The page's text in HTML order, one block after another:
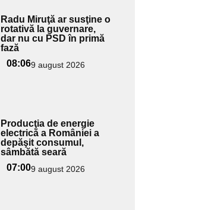
Radu Miruţă ar susţine o
rotativă la guvernare,
dar nu cu PSD în primă
fază
08:069 august 2026
Producţia de energie
electrică a României a
depăşit consumul,
sâmbătă seară
07:009 august 2026